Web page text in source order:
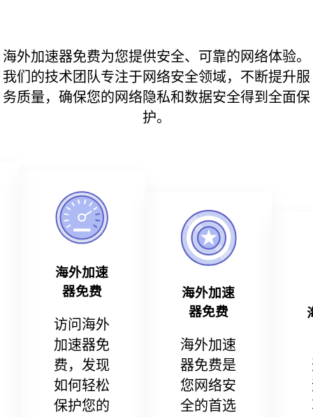
海外加速器免费为您提供安全、可靠的网络体验。
我们的技术团队专注于网络安全领域，不断提升服
务质量，确保您的网络隐私和数据安全得到全面保
护。
海外加速
器免费
访问海外
加速器免
费，发现
如何轻松
保护您的
海外加速
器免费
海外加速
器免费是
您网络安
全的首选